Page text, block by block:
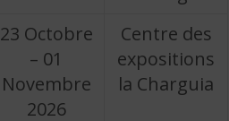
23 Octobre
– 01
Novembre
2026
Centre des
expositions
la Charguia